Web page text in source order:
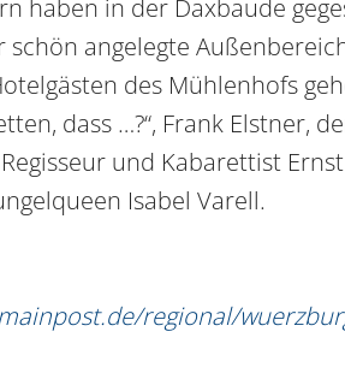
haben in der Daxbaude
angelegte
des Mühlenhofs
dass …?“, Frank Elstner,
und Kabarettist
Isabel Varell.
regional/